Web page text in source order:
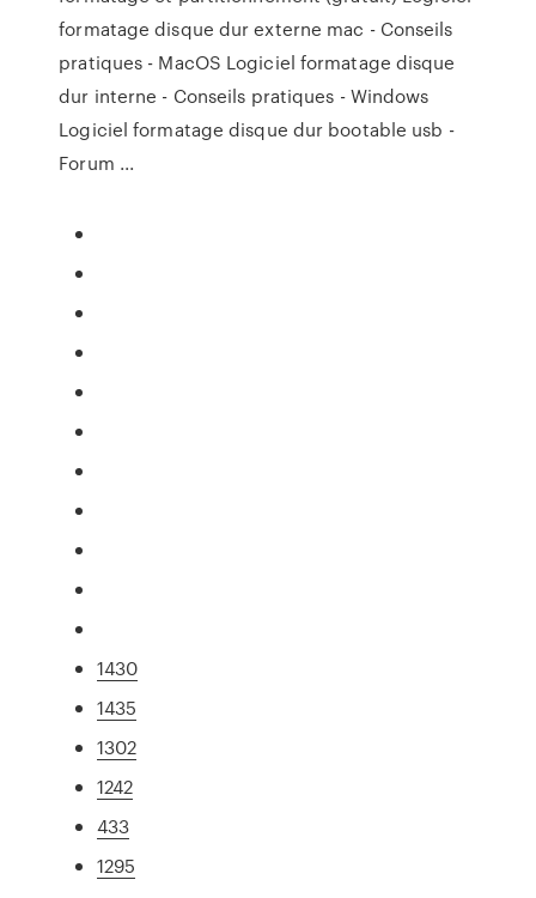
formatage disque dur externe mac - Conseils
pratiques - MacOS Logiciel formatage disque
dur interne - Conseils pratiques - Windows
Logiciel formatage disque dur bootable usb -
Forum ...
1430
1435
1302
1242
433
1295